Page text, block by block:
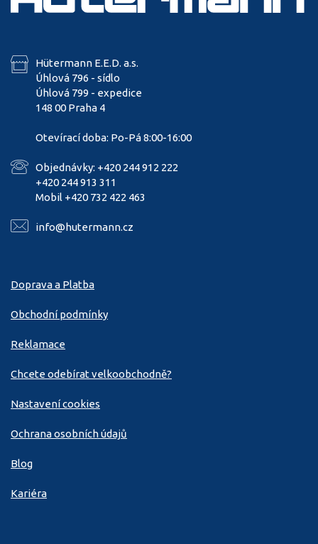
Hütermann E.E.D. a.s.
Úhlová 796 - sídlo
Úhlová 799 - expedice
148 00 Praha 4
Otevírací doba: Po-Pá 8:00-16:00
Objednávky: +420 244 912 222
+420 244 913 311
Mobil +420 732 422 463
info@hutermann.cz
Doprava a Platba
Obchodní podmínky
Reklamace
Chcete odebírat velkoobchodně?
Nastavení cookies
Ochrana osobních údajů
Blog
Kariéra